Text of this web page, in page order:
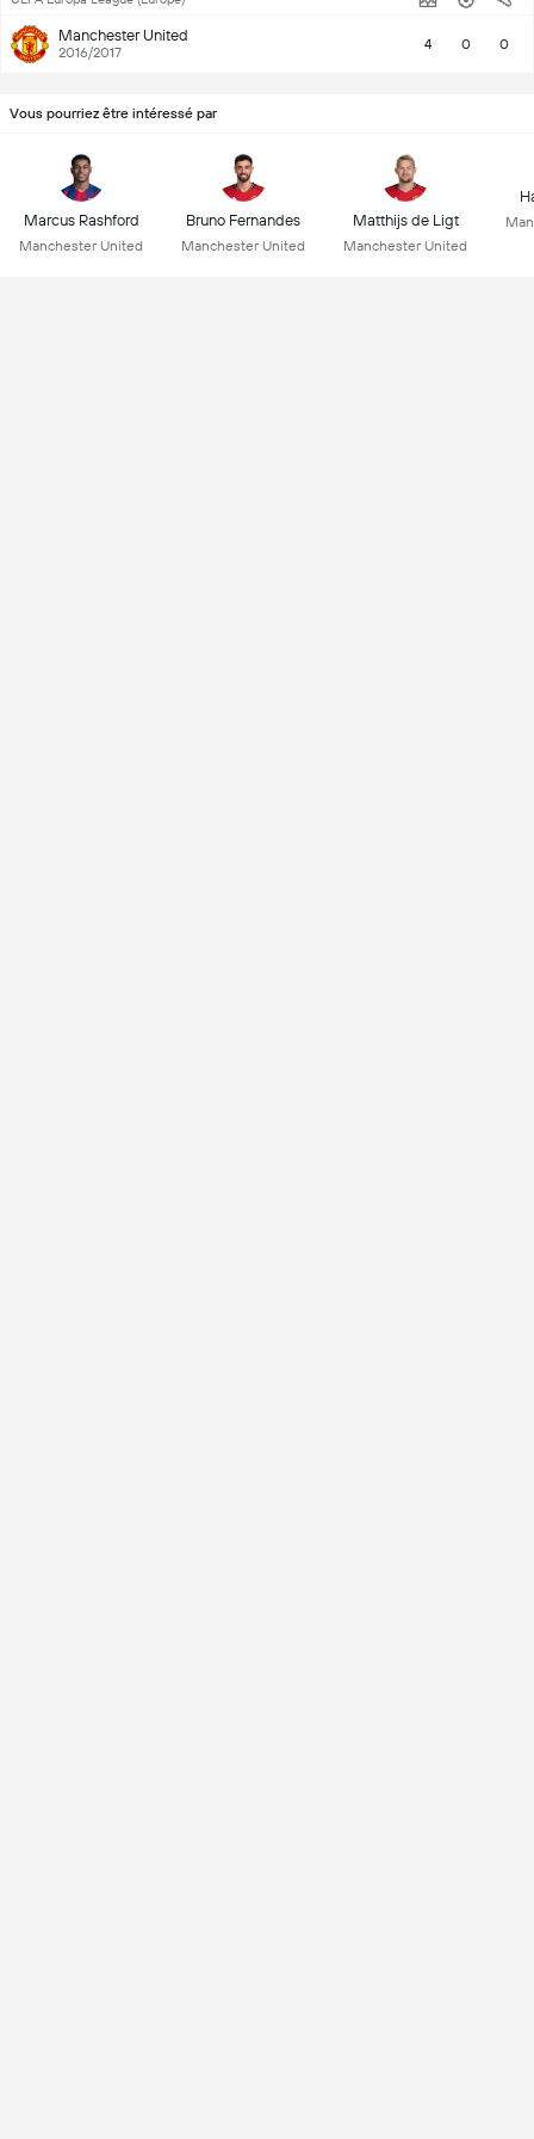
Manchester United
2016/2017 4 0 0
Vous pourriez être intéressé par
Marcus Rashford
Manchester United
Bruno Fernandes
Manchester United
Matthijs de Ligt
Manchester United